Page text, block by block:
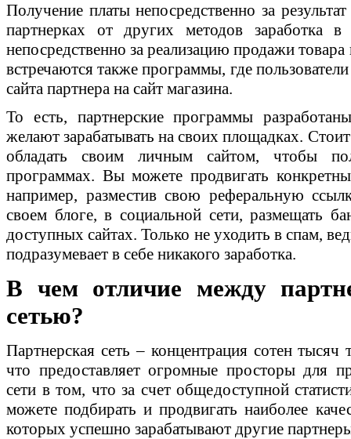
Получение платы непосредственно за
партнерках от других методов заработка
непосредственно за реализацию продажи
встречаются также программы, где
сайта партнера на сайт магазина.
То есть, партнерские программы
желают зарабатывать на своих площадках.
обладать своим личным сайтом, чтобы
программах. Вы можете продвигать
например, разместив свою реферальную
своем блоге, в социальной сети, размещать
доступных сайтах. Только не уходить в спам,
подразумевает в себе никакого заработка.
В чем отличие между
сетью?
Партнерская сеть – концентрация сотен тысяч
что предоставляет огромные просторы для
сети в том, что за счет общедоступной
можете подбирать и продвигать наиболее
которых успешно зарабатывают другие